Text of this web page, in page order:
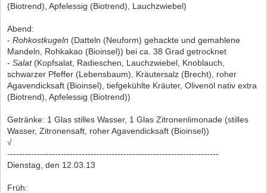
(Biotrend), Apfelessig (Biotrend), Lauchzwiebel)
Abend:
- Rohkostkugeln (Datteln (Neuform) gehackte und gemahlene
Mandeln, Rohkakao (Bioinsel)) bei ca. 38 Grad getrocknet
- Salat (Kopfsalat, Radieschen, Lauchzwiebel, Knoblauch,
schwarzer Pfeffer (Lebensbaum), Kräutersalz (Brecht), roher
Agavendicksaft (Bioinsel), tiefgekühlte Kräuter, Olivenöl nativ extra
(Biotrend), Apfelessig (Biotrend))
Getränke: 1 Glas stilles Wasser, 1 Glas Zitronenlimonade (stilles
Wasser, Zitronensaft, roher Agavendicksaft (Bioinsel))
√
-----------------------------------------------------------------------
Dienstag, den 12.03.13
Früh: